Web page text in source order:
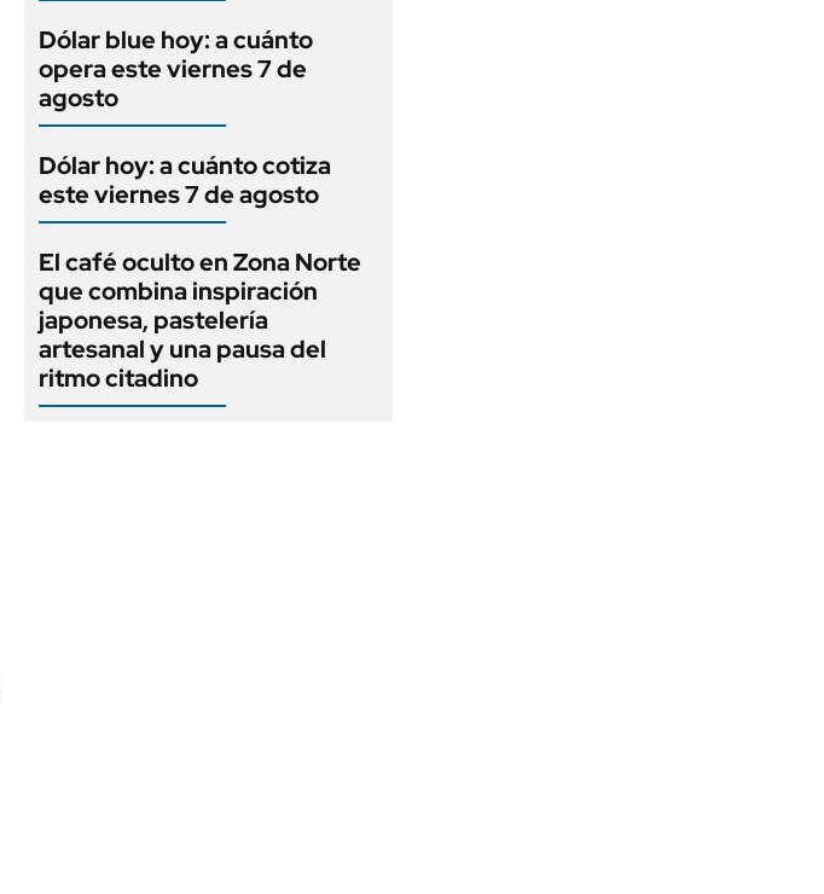
Dólar blue hoy: a cuánto
opera este viernes 7 de
agosto
Dólar hoy: a cuánto cotiza
este viernes 7 de agosto
El café oculto en Zona Norte
que combina inspiración
japonesa, pastelería
artesanal y una pausa del
ritmo citadino